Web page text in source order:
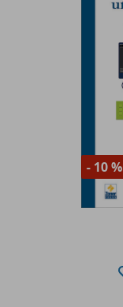
- 10 %